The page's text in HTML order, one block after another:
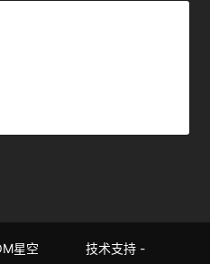
星空 技术支持 -